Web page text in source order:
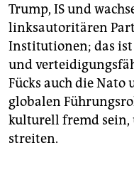
Trump, IS und
linksautoritären
Institutionen; das ist
und
Fücks auch die
globalen
kulturell fremd sein,
streiten.